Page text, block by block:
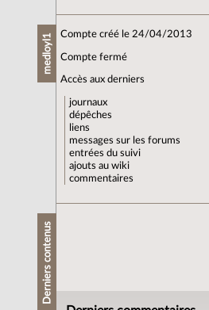
medloyl1 Compte créé le 24/04/2013
Compte fermé
Accès aux derniers
journaux
dépêches
liens
messages sur les forums
entrées du suivi
ajouts au wiki
commentaires
Derniers contenus